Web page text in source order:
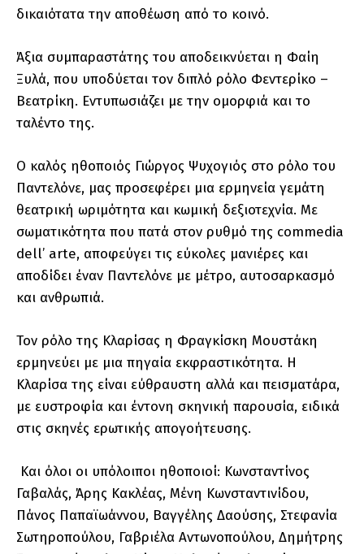
δικαιότατα την αποθέωση από το κοινό.
Άξια συμπαραστάτης του αποδεικνύεται η Φαίη
Ξυλά, που υποδύεται τον διπλό ρόλο Φεντερίκο –
Βεατρίκη. Εντυπωσιάζει με την ομορφιά και το
ταλέντο της.
Ο καλός ηθοποιός Γιώργος Ψυχογιός στο ρόλο του
Παντελόνε, μας προσεφέρει μια ερμηνεία γεμάτη
θεατρική ωριμότητα και κωμική δεξιοτεχνία. Με
σωματικότητα που πατά στον ρυθμό της commedia
dell’ arte, αποφεύγει τις εύκολες μανιέρες και
αποδίδει έναν Παντελόνε με μέτρο, αυτοσαρκασμό
και ανθρωπιά.
Τον ρόλο της Κλαρίσας η Φραγκίσκη Μουστάκη
ερμηνεύει με μια πηγαία εκφραστικότητα. Η
Κλαρίσα της είναι εύθραυστη αλλά και πεισματάρα,
με ευστροφία και έντονη σκηνική παρουσία, ειδικά
στις σκηνές ερωτικής απογοήτευσης.
Και όλοι οι υπόλοιποι ηθοποιοί: Κωνσταντίνος
Γαβαλάς, Άρης Κακλέας, Μένη Κωνσταντινίδου,
Πάνος Παπαϊωάννου, Βαγγέλης Δαούσης, Στεφανία
Σωτηροπούλου, Γαβριέλα Αντωνοπούλου, Δημήτρης